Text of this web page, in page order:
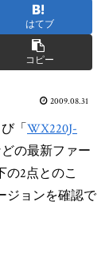
はてブ
コピー
2009.08.31
「WX220J-
の最新ファー
の2点とのこ
ジョンを確認で